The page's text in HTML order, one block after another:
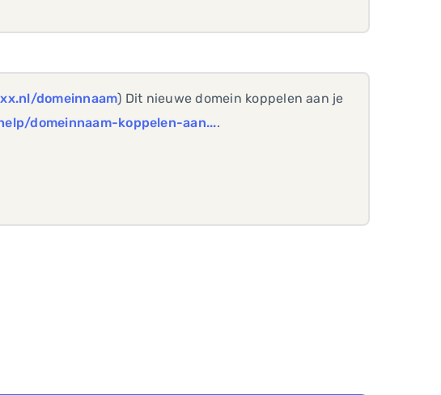
domeinnaam) Dit nieuwe domein koppelen aan je
domeinnaam-koppelen-aan....